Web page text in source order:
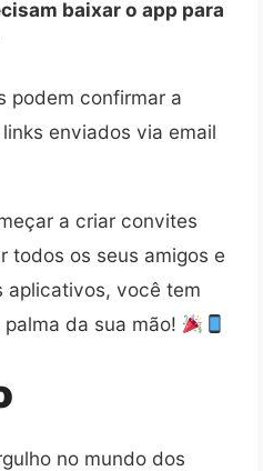
baixar o app para
podem confirmar a
enviados via email
a criar convites
todos os seus amigos e
aplicativos, você tem
da sua mão!
no mundo dos